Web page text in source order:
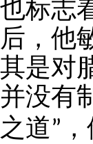
也标志
后，他
其是对
并没有
之道”